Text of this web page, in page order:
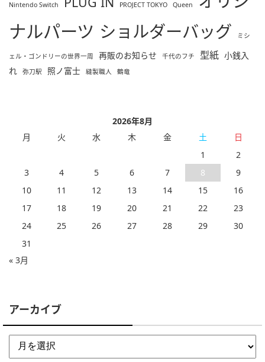
Nintendo Switch PROJECT TOKYO Queen
ナルパーツ ショルダーバッグ ミシ
ェル・ゴンドリーの世界一周 再販のお知らせ 千代のフチ 型紙 小銭入
れ
弥刀駅 照ノ富士 縫製職人 鶴竜
2026年8月
月
火 水 木 金 土
日
1
2
3
4 5 6 7 8
9
10
11 12 13 14 15
16
17
18 19 20 21 22
23
24
25 26 27 28 29
30
31
« 3月
アーカイブ